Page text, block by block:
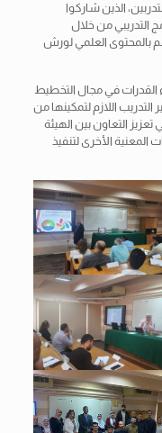
الذين شاركوا
التدريبي من خلال
بالمحتوى العلمي لورش
القدرات في مجال التخطيط
التدريب اللازم لتمكينها من
التعاون بين الهيئة
المعنية الأخرى لتنفيذ